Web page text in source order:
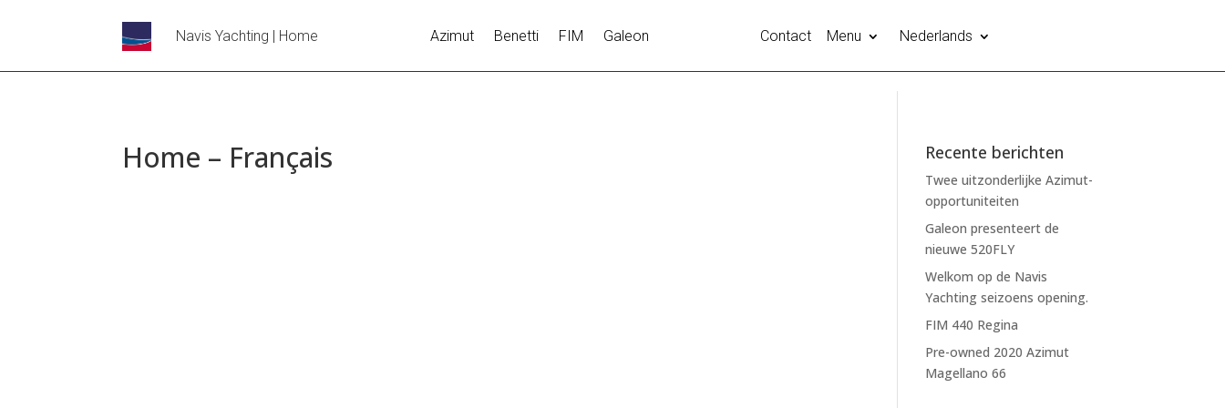
Navis Yachting | Home Azimut Benetti FIM Galeon Contact Menu Nederlands
Home – Français Recente berichten
Twee uitzonderlijke Azimut-
opportuniteiten
Galeon presenteert de
nieuwe 520FLY
Welkom op de Navis
Yachting seizoens opening.
FIM 440 Regina
Pre-owned 2020 Azimut
Magellano 66